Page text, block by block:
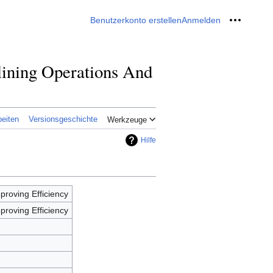
Benutzerkonto erstellenAnmelden Meine
Operations And
Versionsgeschichte Werkzeuge
Hilfe
Efficiency
Efficiency